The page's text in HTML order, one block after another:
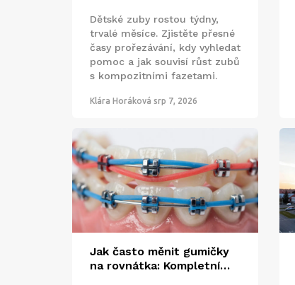
fazet
Dětské zuby rostou týdny,
trvalé měsíce. Zjistěte přesné
časy prořezávání, kdy vyhledat
pomoc a jak souvisí růst zubů
s kompozitními fazetami.
Klára Horáková srp 7, 2026
Jak často měnit gumičky
na rovnátka: Kompletní